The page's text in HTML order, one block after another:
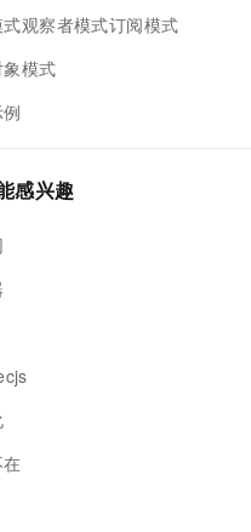
观察者模式订阅模式
模式
感兴趣